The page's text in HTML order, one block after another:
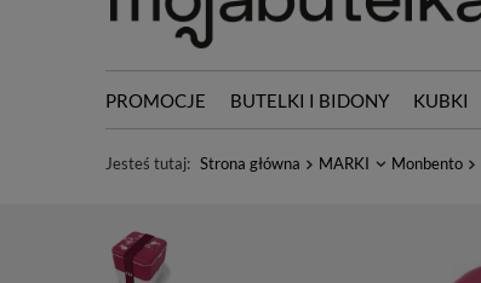
PROMOCJE BUTELKI I BIDONY KUBKI
Jesteś tutaj: Strona główna MARKI Monbento